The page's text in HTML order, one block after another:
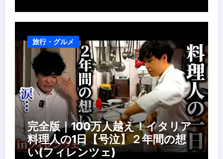
旅行・グルメ
完全版｜100万人越え！イタリア
料理人の1日【号泣】２年間の想
い(フィレンツェ)